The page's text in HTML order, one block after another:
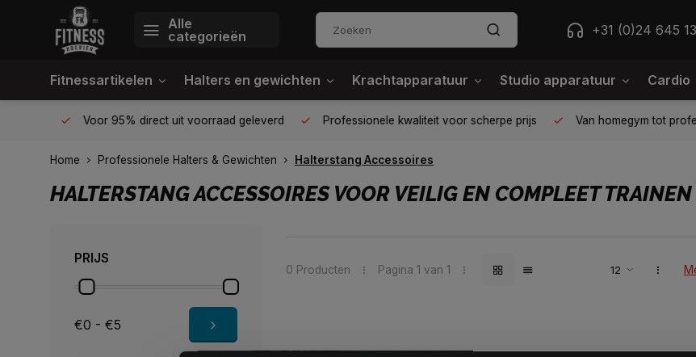
Alle
categorieën
+31 (0)24 645
Fitnessartikelen Halters en gewichten Krachtapparatuur Studio apparatuur Cardio
Voor 95% direct uit voorraad geleverd Professionele kwaliteit voor scherpe prijs Van homegym tot
Home Professionele Halters & Gewichten Halterstang Accessoires
HALTERSTANG ACCESSOIRES VOOR VEILIG EN COMPLEET
PRIJS
€0 - €5
0 Producten Pagina 1 van 1